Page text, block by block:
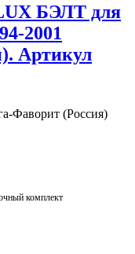
БЭЛТ для
2001
Артикул
Фаворит (Россия)
комплект